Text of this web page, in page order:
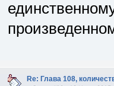
Re: Глава 108,